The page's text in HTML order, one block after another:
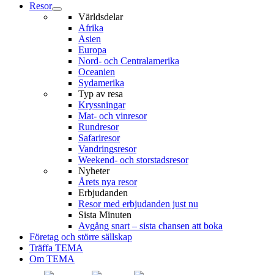
Resor
Världsdelar
Afrika
Asien
Europa
Nord- och Centralamerika
Oceanien
Sydamerika
Typ av resa
Kryssningar
Mat- och vinresor
Rundresor
Safariresor
Vandringsresor
Weekend- och storstadsresor
Nyheter
Årets nya resor
Erbjudanden
Resor med erbjudanden just nu
Sista Minuten
Avgång snart – sista chansen att boka
Företag och större sällskap
Träffa TEMA
Om TEMA